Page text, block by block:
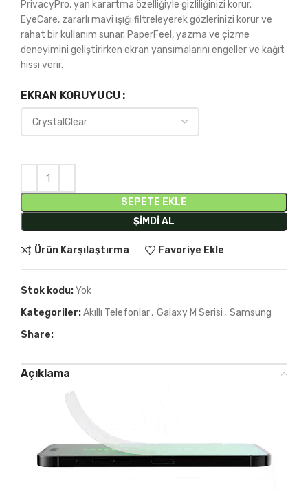
PrivacyPro, yan karartma özelliğiyle gizliliğinizi korur.
EyeCare, zararlı mavi ışığı filtreleyerek gözlerinizi korur ve
rahat bir kullanım sunar. PaperFeel, yazma ve çizme
deneyimini geliştirirken ekran yansımalarını engeller ve kağıt
hissi verir.
EKRAN KORUYUCU
SEPETE EKLE
ŞIMDI AL
Ürün Karşılaştırma Favoriye Ekle
Stok kodu:Yok
Kategoriler:Akıllı Telefonlar, Galaxy M Serisi , Samsung
Share:
Açıklama